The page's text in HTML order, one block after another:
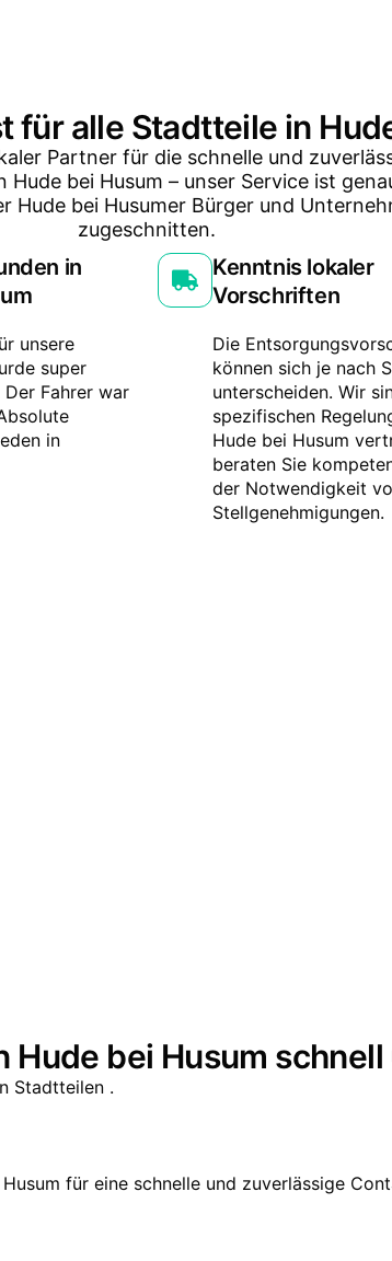
für alle Stadtteile in
Partner für die schnelle und
Hude bei Husum – unser Service ist
Hude bei Husumer Bürger und
zugeschnitten.
in
unsere
super
Fahrer war
in
Kenntnis lokaler
Vorschriften
Die
können sich je nach
unterscheiden. Wir
spezifischen
Hude bei Husum
beraten Sie
der Notwendigkeit
Stellgenehmigungen.
Hude bei Husum
Stadtteilen .
für eine schnelle und zuverlässige